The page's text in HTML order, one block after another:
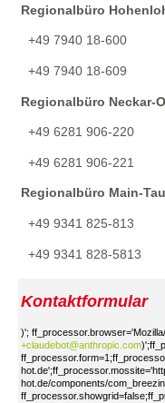
Regionalbüro
+49 7940 18-600
+49 7940 18-609
Regionalbüro Neckar-
+49 6281 906-220
+49 6281 906-221
Regionalbüro Main-
+49 9341 825-813
+49 9341 828-5813
Kontaktformular
)';
+claudebot@anthropic.com
hot.de/components/